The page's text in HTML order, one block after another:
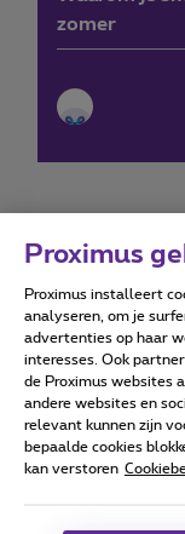
zomer
Alle rechten
Algemene
Proximus
Proximus installeert
analyseren, om je
advertenties op haar
interesses. Ook
de Proximus websites
andere websites en
relevant kunnen zijn
bepaalde cookies
kan verstoren